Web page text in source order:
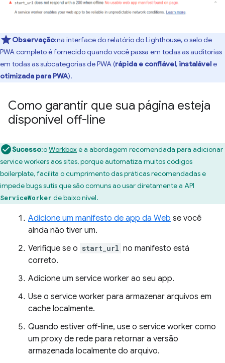
Observação:na interface do relatório do Lighthouse, o selo de
PWA completo é fornecido quando você passa em todas as auditorias
em todas as subcategorias de PWA (rápida e confiável, instalávele
otimizada para PWA).
Como garantir que sua página esteja
disponível off-line
Sucesso:oWorkboxé a abordagem recomendada para adicionar
service workers aos sites, porque automatiza muitos códigos
boilerplate, facilita o cumprimento das práticas recomendadas e
impede bugs sutis que são comuns ao usar diretamente a API
ServiceWorker de baixo nível.
Adicione um manifesto de app da Web se você
ainda não tiver um.
Verifique se o start_url no manifesto está
correto.
Adicione um service worker ao seu app.
Use o service worker para armazenar arquivos em
cache localmente.
Quando estiver off-line, use o service worker como
um proxy de rede para retornar a versão
armazenada localmente do arquivo.